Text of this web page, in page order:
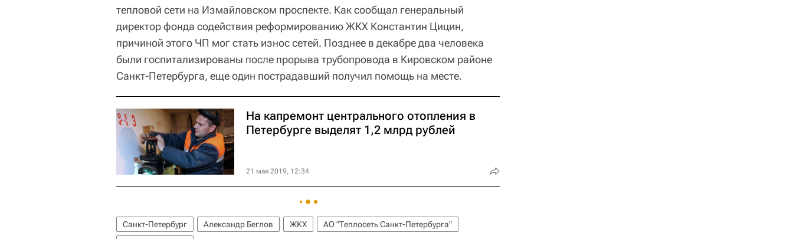
тепловой сети на Измайловском проспекте. Как сообщал генеральный
директор фонда содействия реформированию ЖКХ Константин Цицин,
причиной этого ЧП мог стать износ сетей. Позднее в декабре два человека
были госпитализированы после прорыва трубопровода в Кировском районе
Санкт-Петербурга, еще один пострадавший получил помощь на месте.
На капремонт центрального отопления в
Петербурге выделят 1,2 млрд рублей
21 мая 2019, 12:34
Санкт-Петербург Александр Беглов ЖКХ
АО "Теплосеть Санкт-Петербурга"